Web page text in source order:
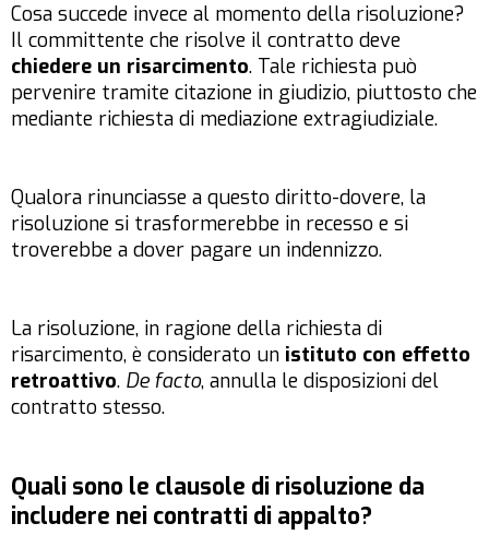
Cosa succede invece al momento della risoluzione?
Il committente che risolve il contratto deve
chiedere un risarcimento. Tale richiesta può
pervenire tramite citazione in giudizio, piuttosto che
mediante richiesta di mediazione extragiudiziale.
Qualora rinunciasse a questo diritto-dovere, la
risoluzione si trasformerebbe in recesso e si
troverebbe a dover pagare un indennizzo.
La risoluzione, in ragione della richiesta di
risarcimento, è considerato un istituto con effetto
retroattivo. De facto, annulla le disposizioni del
contratto stesso.
Quali sono le clausole di risoluzione da
includere nei contratti di appalto?